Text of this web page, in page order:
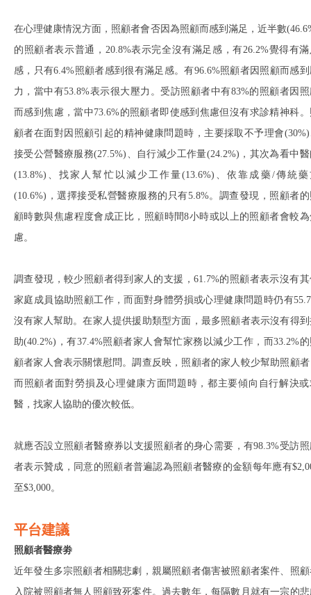
在心理健康情況方面，照顧者會否因為照顧而感到滿足，近半數
的照顧者表示普通，20.8%表示完全沒有滿足感，有26.2%覺得有
感，只有6.4%照顧者感到很有滿足感。有96.6%照顧者因照顧而感
力，當中有53.8%表示很大壓力。受訪照顧者中有83%的照顧者因
而感到焦慮，當中73.6%的照顧者即使感到焦慮但沒有求診精神科
顧者在面對因照顧引起的精神健康問題時，主要採取不予理會
接受公營醫療服務(27.5%)、自行減少工作量(24.2%)，其次為看中
(13.8%)、找家人幫忙以減少工作量(13.6%)、依靠成藥/傳統藥
(10.6%)，選擇接受私營醫療服務的只有5.8%。調查發現，照顧者
顧時數與焦慮程度會成正比，照顧時間8小時或以上的照顧者會較為
慮。
調查發現，較少照顧者得到家人的支援，61.7%的照顧者表示沒有
家庭成員協助照顧工作，而面對身體勞損或心理健康問題時仍有
沒有家人幫助。在家人提供援助類型方面，最多照顧者表示沒有得
助(40.2%)，有37.4%照顧者家人會幫忙家務以減少工作，而33.2%
顧者家人會表示關懷慰問。調查反映，照顧者的家人較少幫助照顧
而照顧者面對勞損及心理健康方面問題時，都主要傾向自行解決或
醫，找家人協助的優次較低。
就應否設立照顧者醫療券以支援照顧者的身心需要，有98.3%受訪
者表示贊成，同意的照顧者普遍認為照顧者醫療的金額每年應有
至$3,000。
平台建議
照顧者醫療劵
近年發生多宗照顧者相關悲劇，親屬照顧者傷害被照顧者案件、照
入院被照顧者無人照顧致死案件。過去數年，每隔數月就有一宗的